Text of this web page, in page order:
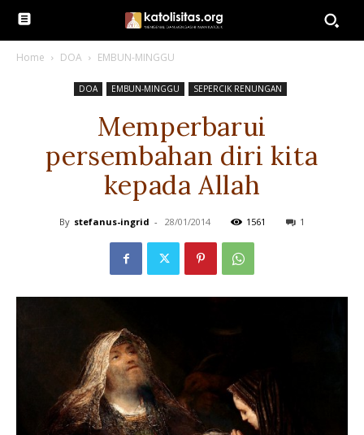
Home DOA EMBUN-MINGGU
DOA EMBUN-MINGGU SEPERCIK RENUNGAN
Memperbarui
persembahan diri kita
kepada Allah
By stefanus-ingrid - 28/01/2014 1561 1